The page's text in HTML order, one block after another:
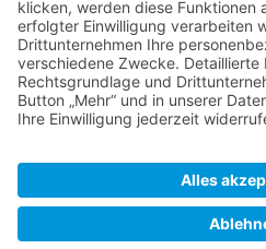
Unsere Öffnungszeiten
Montag bis Samstag:
10:00 Uhr – 19:00 Uhr
Pflichtangaben
Impressum
Datenschutzerklärung
Kontakt